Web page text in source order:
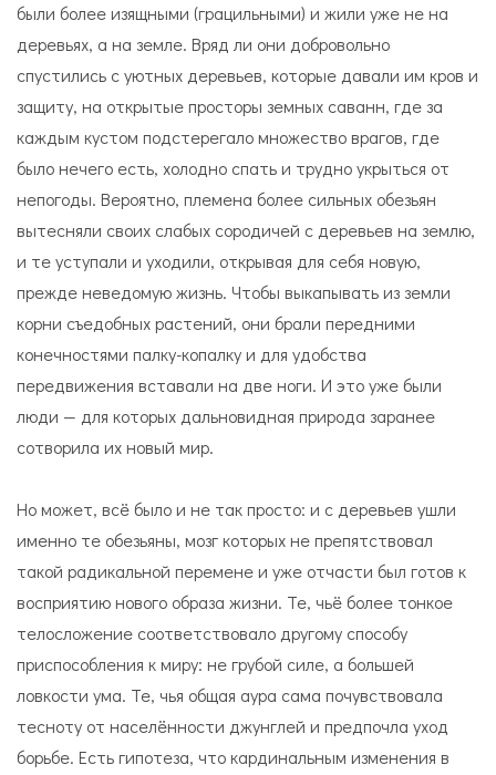
были более изящными (грацильными) и жили уже не на
деревьях, а на земле. Вряд ли они добровольно
спустились с уютных деревьев, которые давали им кров и
защиту, на открытые просторы земных саванн, где за
каждым кустом подстерегало множество врагов, где
было нечего есть, холодно спать и трудно укрыться от
непогоды. Вероятно, племена более сильных обезьян
вытесняли своих слабых сородичей с деревьев на землю,
и те уступали и уходили, открывая для себя новую,
прежде неведомую жизнь. Чтобы выкапывать из земли
корни съедобных растений, они брали передними
конечностями палку-копалку и для удобства
передвижения вставали на две ноги. И это уже были
люди — для которых дальновидная природа заранее
сотворила их новый мир.
Но может, всё было и не так просто: и с деревьев ушли
именно те обезьяны, мозг которых не препятствовал
такой радикальной перемене и уже отчасти был готов к
восприятию нового образа жизни. Те, чьё более тонкое
телосложение соответствовало другому способу
приспособления к миру: не грубой силе, а большей
ловкости ума. Те, чья общая аура сама почувствовала
тесноту от населённости джунглей и предпочла уход
борьбе. Есть гипотеза, что кардинальным изменения в